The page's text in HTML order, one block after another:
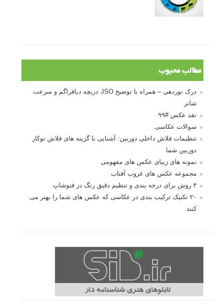
مطالب محبوب
درک نوردهی – همراه با توضیح ISO، دریچه دیافراگم و سرعت
شاتر
نقد عکس #۹۹
سوالات عکاسی
تنظیمات فلاش داخلی دوربین: آشنایی با گزینه های فلاش توکار
دوربین شما
نمونه های زیبای عکس های مفهومی
مجموعه عکس های غروب آفتاب
۳ روش برای درجه بندی و تنظیم دقیق رنگ در فتوشاپ
۲۰ تکنیک ترکیب بندی در عکاسی که عکس های شما را بهتر می
کنند